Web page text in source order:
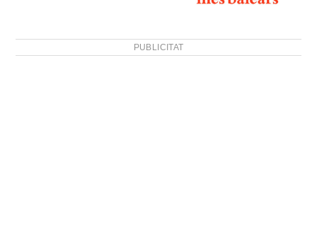
PUBLICITAT